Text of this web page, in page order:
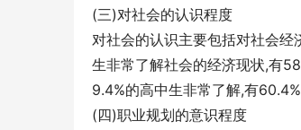
(三)对社会的认识程度
对社会的认识主要包括对社会经
生非常了解社会的经济现状,有
9.4%的高中生非常了解,有
(四)职业规划的意识程度